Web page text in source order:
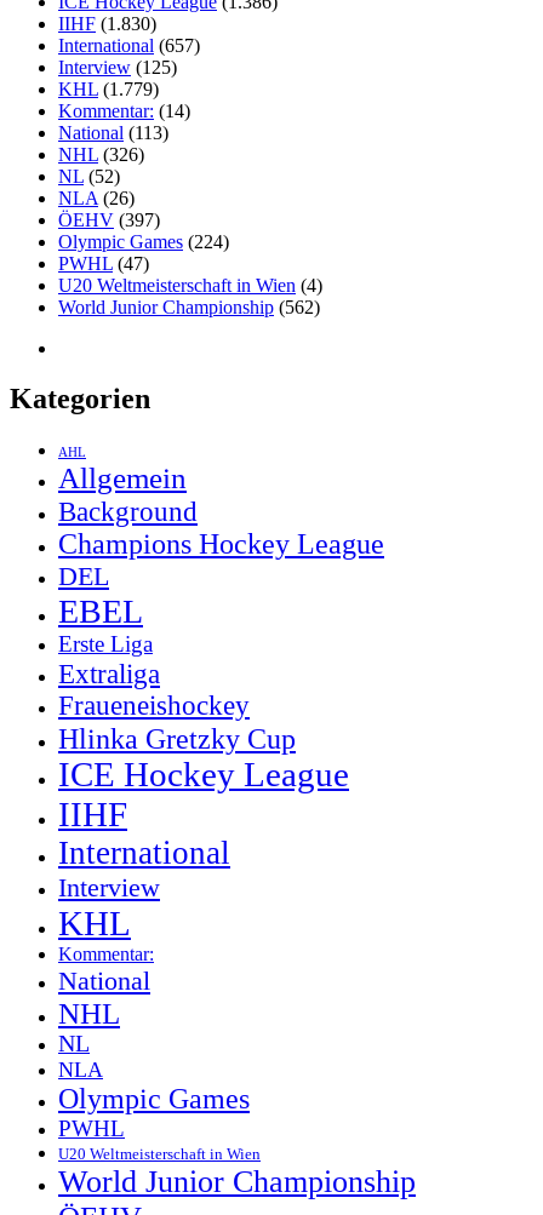
IIHF (1.830)
International (657)
Interview (125)
KHL (1.779)
Kommentar: (14)
National (113)
NHL (326)
NL (52)
NLA (26)
ÖEHV (397)
Olympic Games (224)
PWHL (47)
U20 Weltmeisterschaft in Wien (4)
World Junior Championship (562)
Kategorien
AHL
Allgemein
Background
Champions Hockey League
DEL
EBEL
Erste Liga
Extraliga
Fraueneishockey
Hlinka Gretzky Cup
ICE Hockey League
IIHF
International
Interview
KHL
Kommentar:
National
NHL
NL
NLA
Olympic Games
PWHL
U20 Weltmeisterschaft in Wien
World Junior Championship